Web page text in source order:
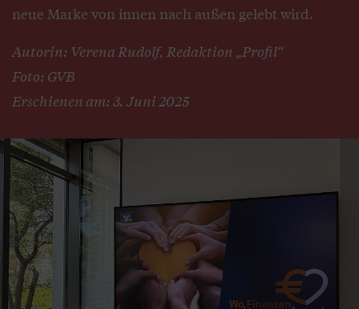
neue Marke von innen nach außen gelebt wird.
Autorin: Verena Rudolf, Redaktion „Profil“
Foto: GVB
Erschienen am: 3. Juni 2025